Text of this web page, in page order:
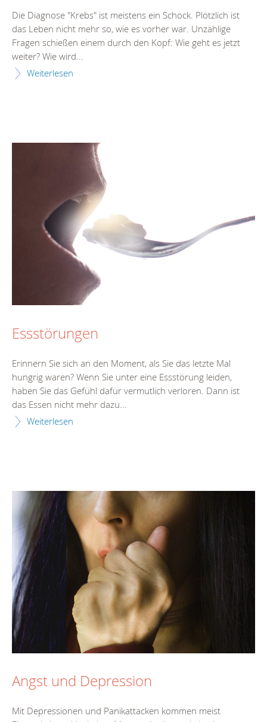
Die Diagnose "Krebs" ist meistens ein Schock. Plötzlich ist
das Leben nicht mehr so, wie es vorher war. Unzählige
Fragen schießen einem durch den Kopf: Wie geht es jetzt
weiter? Wie wird...
Weiterlesen
Essstörungen
Erinnern Sie sich an den Moment, als Sie das letzte Mal
hungrig waren? Wenn Sie unter eine Essstörung leiden,
haben Sie das Gefühl dafür vermutlich verloren. Dann ist
das Essen nicht mehr dazu...
Weiterlesen
Angst und Depression
Mit Depressionen und Panikattacken kommen meist